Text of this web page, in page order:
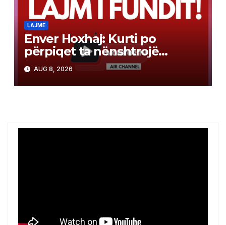
LAJME
Enver Hoxhaj: Kurti po
përpiqet ta nënshtrojë
opozitën
AUG 8, 2026